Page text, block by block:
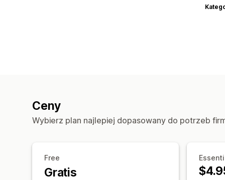
Ceny
Wybierz plan najlepiej dopasowany do potrzeb
Free
Gratis